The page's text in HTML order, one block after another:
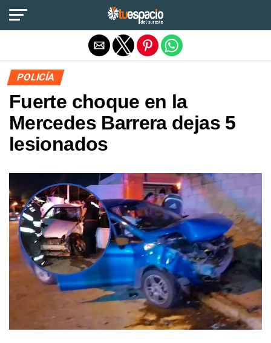
POLICÍA
Fuerte choque en la
Mercedes Barrera dejas 5
lesionados
Salir de la versión móvil